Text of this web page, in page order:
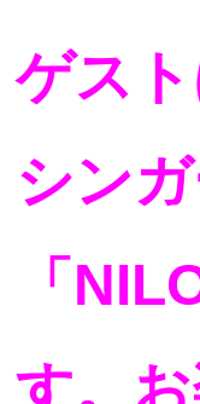
ゲス
シン
「
す。